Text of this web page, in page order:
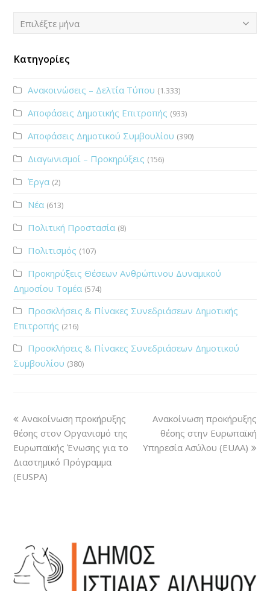
Ιστορικό
Επιλέξτε μήνα
Κατηγορίες
Ανακοινώσεις – Δελτία Τύπου (1.333)
Αποφάσεις Δημοτικής Επιτροπής (933)
Αποφάσεις Δημοτικού Συμβουλίου (390)
Διαγωνισμοί – Προκηρύξεις (156)
Έργα (2)
Νέα (613)
Πολιτική Προστασία (8)
Πολιτισμός (107)
Προκηρύξεις Θέσεων Ανθρώπινου Δυναμικού
Δημοσίου Τομέα (574)
Προσκλήσεις & Πίνακες Συνεδριάσεων Δημοτικής
Επιτροπής (216)
Προσκλήσεις & Πίνακες Συνεδριάσεων Δημοτικού
Συμβουλίου (380)
Ανακοίνωση προκήρυξης
θέσης στον Οργανισμό της
Ευρωπαϊκής Ένωσης για το
Διαστημικό Πρόγραμμα
(EUSPA)
Ανακοίνωση προκήρυξης
θέσης στην Ευρωπαϊκή
Υπηρεσία Ασύλου (EUAA)